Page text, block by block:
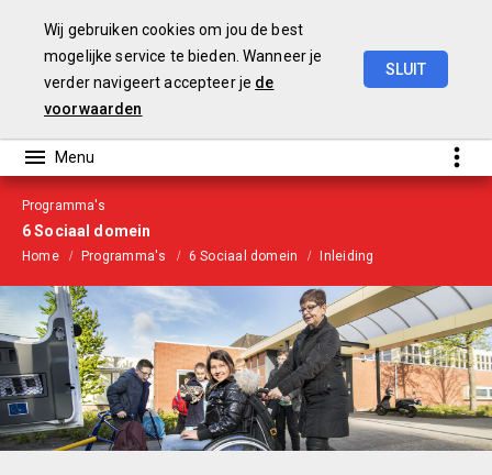
Programma's
6 Sociaal domein
Home Programma's 6 Sociaal domein Inleiding
Wij gebruiken cookies om jou de best
mogelijke service te bieden. Wanneer je
verder navigeert accepteer je de
voorwaarden
SLUIT